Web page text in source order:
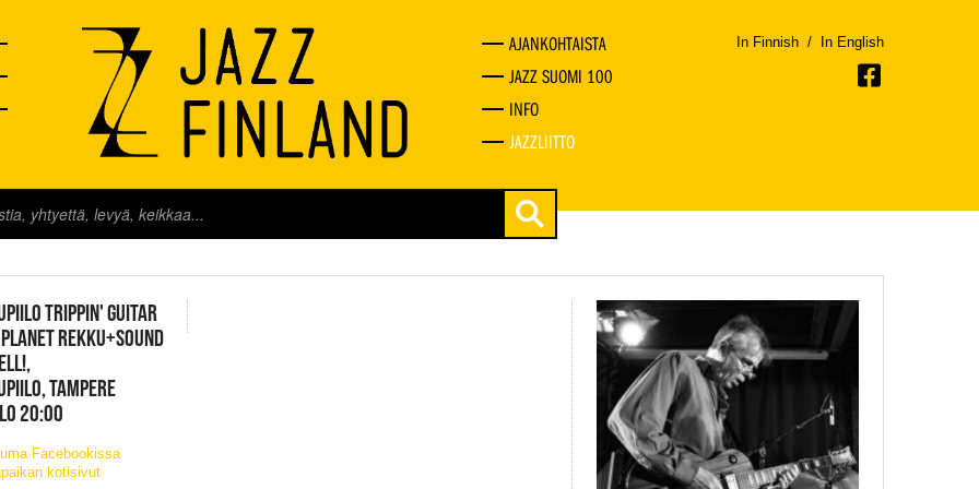
AJANKOHTAISTA
JAZZ SUOMI 100
INFO
JAZZLIITTO
In Finnish / In English
FINLAND LIVE
TRIPPIN' GUITAR
REKKU+SOUND
TAMPERE
20:00
Facebookissa
kotisivut